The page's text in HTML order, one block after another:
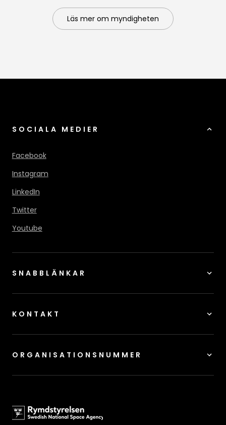
Läs mer om myndigheten
SOCIALA MEDIER
Facebook
Instagram
LinkedIn
Twitter
Youtube
SNABBLÄNKAR
KONTAKT
ORGANISATIONSNUMMER